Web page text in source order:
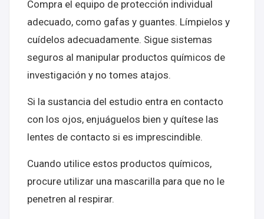
Compra el equipo de protección individual
adecuado, como gafas y guantes. Límpielos y
cuídelos adecuadamente. Sigue sistemas
seguros al manipular productos químicos de
investigación y no tomes atajos.
Si la sustancia del estudio entra en contacto
con los ojos, enjuáguelos bien y quítese las
lentes de contacto si es imprescindible.
Cuando utilice estos productos químicos,
procure utilizar una mascarilla para que no le
penetren al respirar.